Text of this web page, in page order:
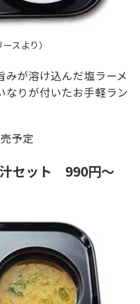
スより）
が溶け込んだ塩ラーメ
なりが付いたお手軽ラン
予定
セット 990円～